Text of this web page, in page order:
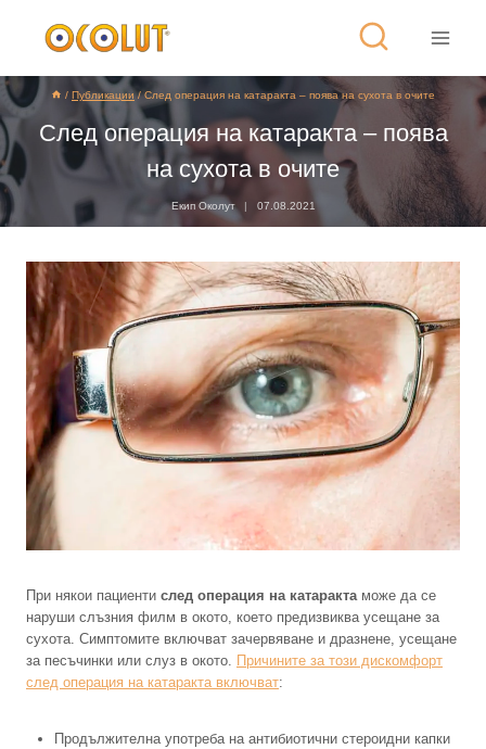
/ Публикации / След операция на катаракта – поява на сухота в очите
След операция на катаракта – поява
на сухота в очите
Екип Околут 07.08.2021
При някои пациенти след операция на катарактаможе да се
наруши слъзния филм в окото, което предизвиква усещане за
сухота. Симптомите включват зачервяване и дразнене, усещане
за песъчинки или слуз в окото. Причините за този дискомфорт
след операция на катаракта включват:
Продължителна употреба на антибиотични стероидни капки